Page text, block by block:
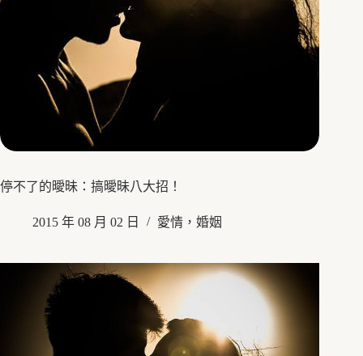
停不了的曖昧：搞曖昧八大招！
2015 年 08 月 02 日 愛情，婚姻